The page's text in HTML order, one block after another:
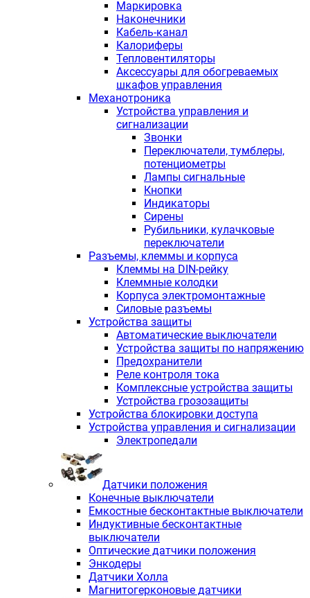
Маркировка
Наконечники
Кабель-канал
Калориферы
Тепловентиляторы
Аксессуары для обогреваемых
шкафов управления
Механотроника
Устройства управления и
сигнализации
Звонки
Переключатели, тумблеры,
потенциометры
Лампы сигнальные
Кнопки
Индикаторы
Сирены
Рубильники, кулачковые
переключатели
Разъемы, клеммы и корпуса
Клеммы на DIN-рейку
Клеммные колодки
Корпуса электромонтажные
Силовые разъемы
Устройства защиты
Автоматические выключатели
Устройства защиты по напряжению
Предохранители
Реле контроля тока
Комплексные устройства защиты
Устройства грозозащиты
Устройства блокировки доступа
Устройства управления и сигнализации
Электропедали
Датчики положения
Конечные выключатели
Емкостные бесконтактные выключатели
Индуктивные бесконтактные
выключатели
Оптические датчики положения
Энкодеры
Датчики Холла
Магнитогерконовые датчики